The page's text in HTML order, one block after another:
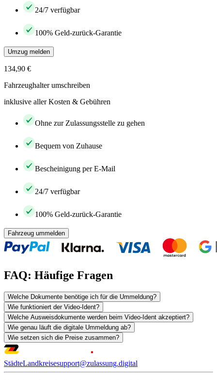
24/7 verfügbar
100% Geld-zurück-Garantie
Umzug melden
134,90 €
Fahrzeughalter umschreiben
inklusive aller Kosten & Gebühren
Ohne zur Zulassungsstelle zu gehen
Bequem von Zuhause
Bescheinigung per E-Mail
24/7 verfügbar
100% Geld-zurück-Garantie
Fahrzeug ummelden
FAQ: Häufige Fragen
Welche Dokumente benötige ich für die Ummeldung?
Wie funktioniert der Video-Ident?
Welche Ausweisdokumente werden beim Video-Ident akzeptiert?
Wie genau läuft die digitale Ummeldung ab?
Wie setzen sich die Preise zusammen?
StädteLandkreisesupport@zulassung.digital